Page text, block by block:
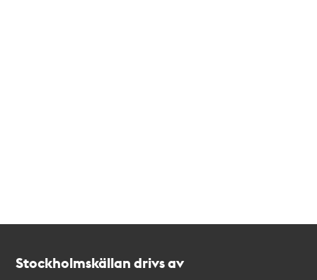
Stockholmskällan drivs av